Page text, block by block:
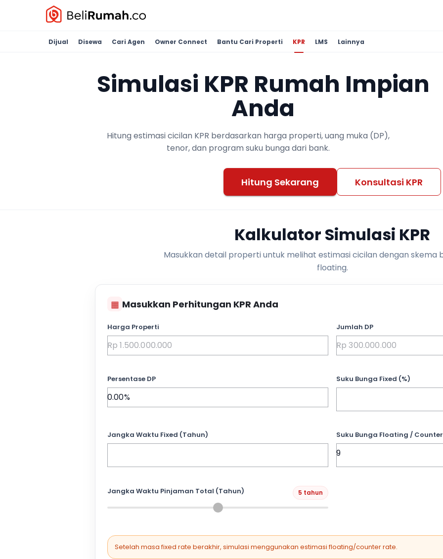
Dijual Disewa Cari Agen Owner Connect Bantu Cari Properti KPR LMS Lainnya
Simulasi KPR Rumah Impian
Anda
Hitung estimasi cicilan KPR berdasarkan harga properti, uang muka (DP),
tenor, dan program suku bunga dari bank.
Hitung Sekarang Konsultasi KPR
Kalkulator Simulasi KPR
Masukkan detail properti untuk melihat estimasi cicilan dengan skema
floating.
▦ Masukkan Perhitungan KPR Anda
Harga Properti Jumlah DP
Persentase DP Suku Bunga Fixed (%)
Jangka Waktu Fixed (Tahun) Suku Bunga Floating /
Jangka Waktu Pinjaman Total (Tahun) 5 tahun
Setelah masa fixed rate berakhir, simulasi menggunakan estimasi floating/counter rate.